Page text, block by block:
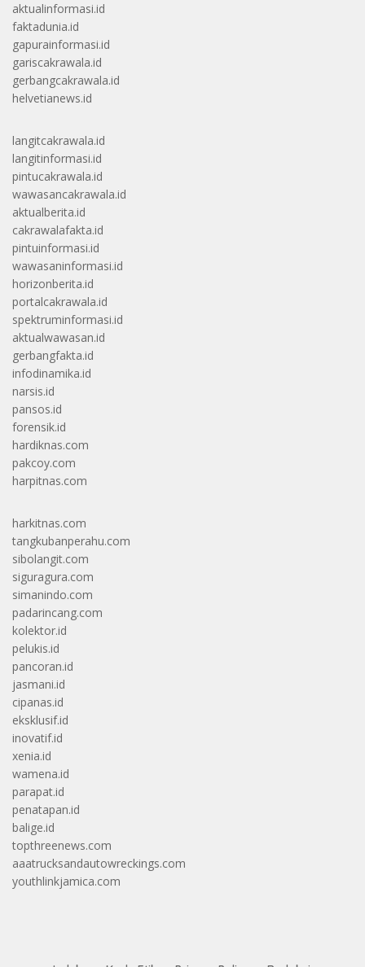
aktualinformasi.id
faktadunia.id
gapurainformasi.id
gariscakrawala.id
gerbangcakrawala.id
helvetianews.id
langitcakrawala.id
langitinformasi.id
pintucakrawala.id
wawasancakrawala.id
aktualberita.id
cakrawalafakta.id
pintuinformasi.id
wawasaninformasi.id
horizonberita.id
portalcakrawala.id
spektruminformasi.id
aktualwawasan.id
gerbangfakta.id
infodinamika.id
narsis.id
pansos.id
forensik.id
hardiknas.com
pakcoy.com
harpitnas.com
harkitnas.com
tangkubanperahu.com
sibolangit.com
siguragura.com
simanindo.com
padarincang.com
kolektor.id
pelukis.id
pancoran.id
jasmani.id
cipanas.id
eksklusif.id
inovatif.id
xenia.id
wamena.id
parapat.id
penatapan.id
balige.id
topthreenews.com
aaatrucksandautowreckings.com
youthlinkjamica.com